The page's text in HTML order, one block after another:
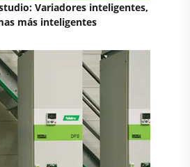
Variadores inteligentes,
más inteligentes